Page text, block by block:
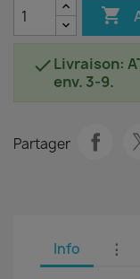

Livraison:
env. 3-9.
Partager
Info ⋮